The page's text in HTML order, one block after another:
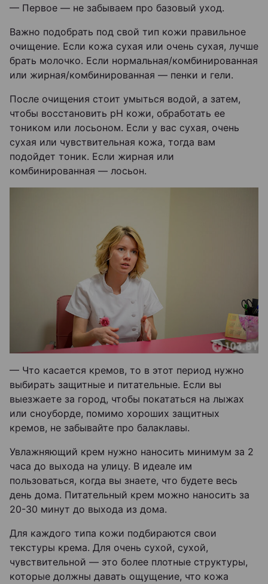
— Первое — не забываем про базовый уход.
Важно подобрать под свой тип кожи правильное
очищение. Если кожа сухая или очень сухая, лучше
брать молочко. Если нормальная/комбинированная
или жирная/комбинированная — пенки и гели.
После очищения стоит умыться водой, а затем,
чтобы восстановить pH кожи, обработать ее
тоником или лосьоном. Если у вас сухая, очень
сухая или чувствительная кожа, тогда вам
подойдет тоник. Если жирная или
комбинированная — лосьон.
— Что касается кремов, то в этот период нужно
выбирать защитные и питательные. Если вы
выезжаете за город, чтобы покататься на лыжах
или сноуборде, помимо хороших защитных
кремов, не забывайте про балаклавы.
Увлажняющий крем нужно наносить минимум за 2
часа до выхода на улицу. В идеале им
пользоваться, когда вы знаете, что будете весь
день дома. Питательный крем можно наносить за
20-30 минут до выхода из дома.
Для каждого типа кожи подбираются свои
текстуры крема. Для очень сухой, сухой,
чувствительной — это более плотные структуры,
которые должны давать ощущение, что кожа